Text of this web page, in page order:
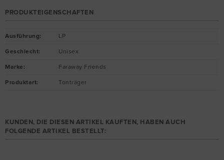
PRODUKTEIGENSCHAFTEN
Ausführung: LP
Geschlecht: Unisex
Marke : Faraway Friends
Produktart: Tonträger
KUNDEN, DIE DIESEN ARTIKEL KAUFTEN, HABEN AUCH
FOLGENDE ARTIKEL BESTELLT: